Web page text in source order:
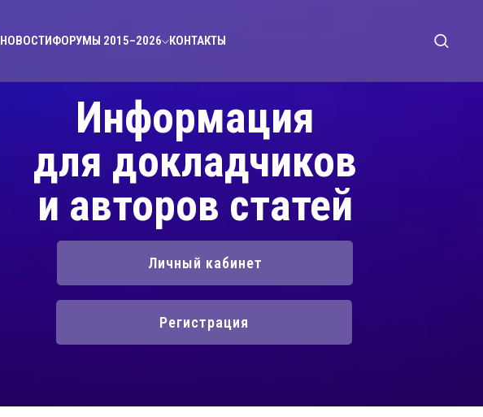
НОВОСТИФОРУМЫ 2015–2026 КОНТАКТЫ
Регистрация
Личный кабинет
Информация
для докладчиков
и авторов статей